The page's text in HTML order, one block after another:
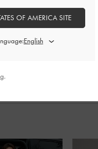
OF AMERICA SITE